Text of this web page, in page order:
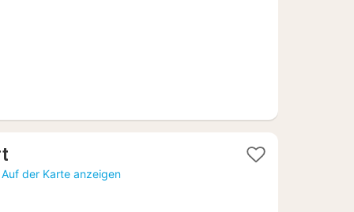
Nacht
Auf der Karte anzeigen